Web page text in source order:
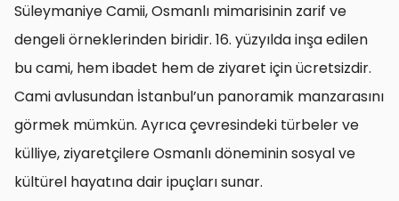
Süleymaniye Camii, Osmanlı mimarisinin zarif ve
dengeli örneklerinden biridir. 16. yüzyılda inşa edilen
bu cami, hem ibadet hem de ziyaret için ücretsizdir.
Cami avlusundan İstanbul’un panoramik manzarasını
görmek mümkün. Ayrıca çevresindeki türbeler ve
külliye, ziyaretçilere Osmanlı döneminin sosyal ve
kültürel hayatına dair ipuçları sunar.